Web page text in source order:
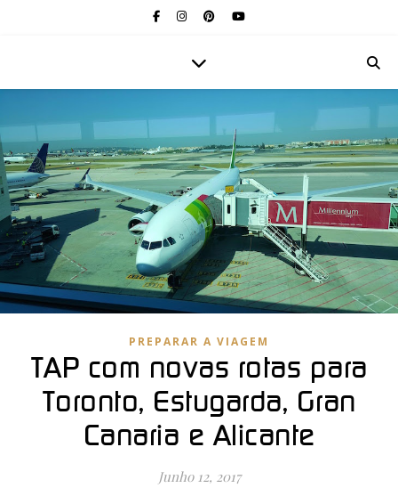
PREPARAR A VIAGEM
TAP com novas rotas para
Toronto, Estugarda, Gran
Canaria e Alicante
Junho 12, 2017